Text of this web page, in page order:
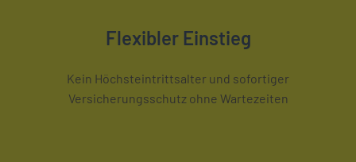
Flexibler Einstieg
Kein Höchsteintrittsalter und sofortiger
Versicherungsschutz ohne Wartezeiten